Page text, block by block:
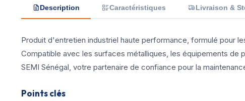
Description Caractéristiques Livraison &
Produit d'entretien industriel haute performance, formulé pour
Compatible avec les surfaces métalliques, les équipements de
SEMI Sénégal, votre partenaire de confiance pour la
Points clés